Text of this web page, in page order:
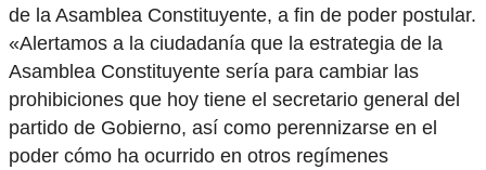
de la Asamblea Constituyente, a fin de poder postular.
«Alertamos a la ciudadanía que la estrategia de la
Asamblea Constituyente sería para cambiar las
prohibiciones que hoy tiene el secretario general del
partido de Gobierno, así como perennizarse en el
poder cómo ha ocurrido en otros regímenes